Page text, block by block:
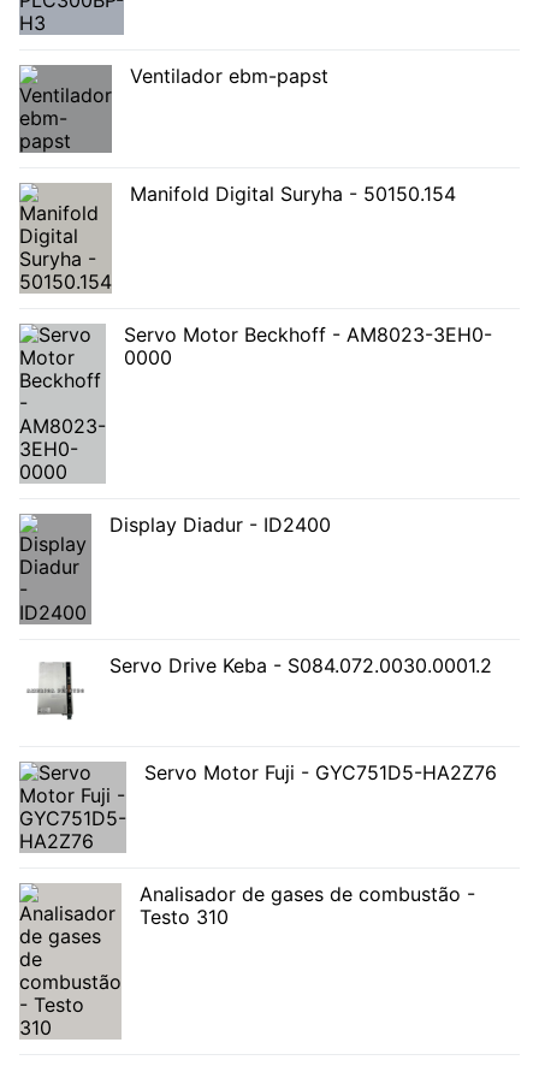
Ventilador ebm-papst
Manifold Digital Suryha - 50150.154
Servo Motor Beckhoff - AM8023-3EH0-
0000
Display Diadur - ID2400
Servo Drive Keba - S084.072.0030.0001.2
Servo Motor Fuji - GYC751D5-HA2Z76
Analisador de gases de combustão -
Testo 310